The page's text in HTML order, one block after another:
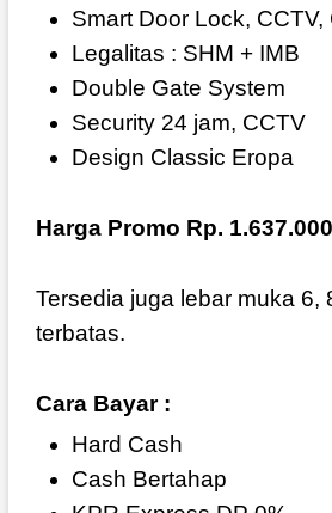
Smart Door Lock, CCTV,
Legalitas : SHM + IMB
Double Gate System
Security 24 jam, CCTV
Design Classic Eropa
Harga Promo Rp.
Tersedia juga lebar muka 6,
terbatas.
Cara Bayar :
Hard Cash
Cash Bertahap